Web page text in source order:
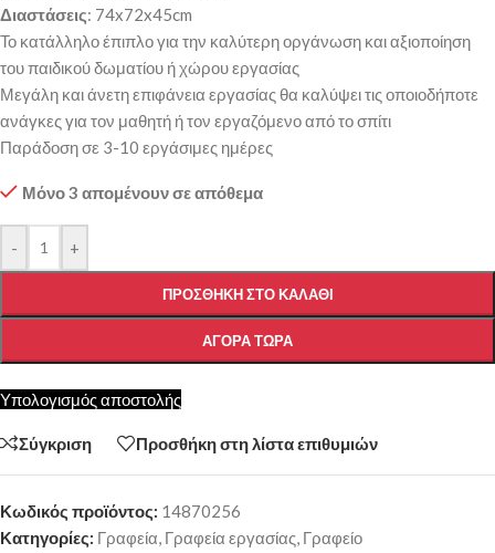
Διαστάσεις: 74x72x45cm
Το κατάλληλο έπιπλο για την καλύτερη οργάνωση και αξιοποίηση
του παιδικού δωματίου ή χώρου εργασίας
Μεγάλη και άνετη επιφάνεια εργασίας θα καλύψει τις οποιοδήποτε
ανάγκες για τον μαθητή ή τον εργαζόμενο από το σπίτι
Παράδοση σε 3-10 εργάσιμες ημέρες
Μόνο 3 απομένουν σε απόθεμα
- +
ΠΡΟΣΘΉΚΗ ΣΤΟ ΚΑΛΆΘΙ
ΑΓΟΡΆ ΤΏΡΑ
Υπολογισμός αποστολής
Σύγκριση Προσθήκη στη λίστα επιθυμιών
Κωδικός προϊόντος: 14870256
Κατηγορίες: Γραφεία, Γραφεία εργασίας, Γραφείο